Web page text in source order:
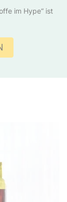
im Hype“ ist